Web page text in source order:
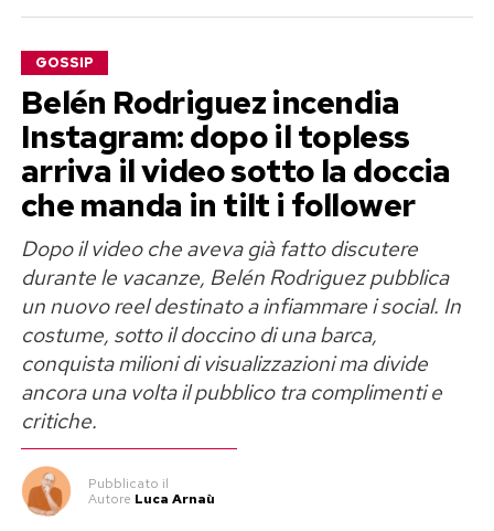
GOSSIP
Belén Rodriguez incendia
Instagram: dopo il topless
arriva il video sotto la doccia
che manda in tilt i follower
Dopo il video che aveva già fatto discutere
durante le vacanze, Belén Rodriguez pubblica
un nuovo reel destinato a infiammare i social. In
costume, sotto il doccino di una barca,
conquista milioni di visualizzazioni ma divide
ancora una volta il pubblico tra complimenti e
critiche.
Pubblicato il
Autore Luca Arnaù